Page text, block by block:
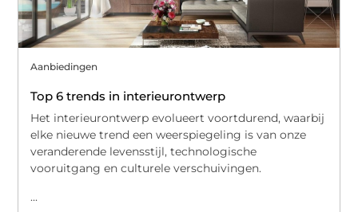
Aanbiedingen
Top 6 trends in interieurontwerp
Het interieurontwerp evolueert voortdurend, waarbij
elke nieuwe trend een weerspiegeling is van onze
veranderende levensstijl, technologische
vooruitgang en culturele verschuivingen.
...